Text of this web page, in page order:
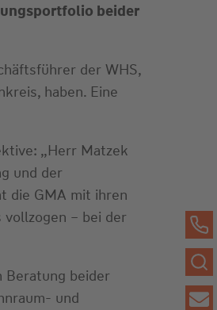
beider
der WHS,
haben. Eine
„Herr Matzek
und der
die GMA mit ihren
– bei der
Beratung beider
und